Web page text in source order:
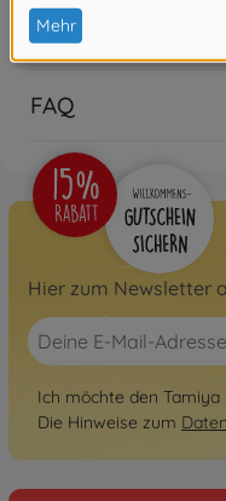
Bewertungen
FAQ
Hier zum Newsletter
Ich möchte den
Die Hinweise zum